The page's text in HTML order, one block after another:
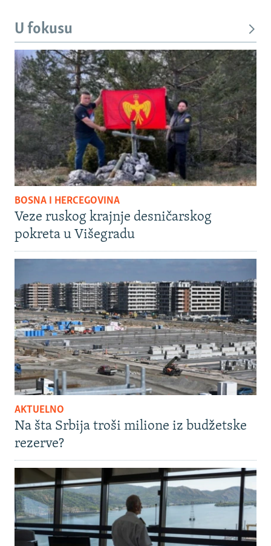
U fokusu
BOSNA I HERCEGOVINA
Veze ruskog krajnje desničarskog
pokreta u Višegradu
AKTUELNO
Na šta Srbija troši milione iz budžetske
rezerve?